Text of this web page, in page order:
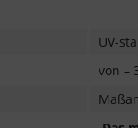
UV-
von –